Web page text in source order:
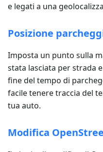
e legati a una
Posizione
Imposta un punto sulla
stata lasciata per strada
fine del tempo di
facile tenere traccia del
tua auto.
Modifica